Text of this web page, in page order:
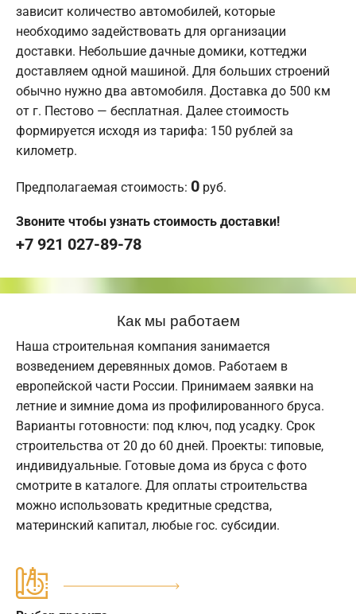
зависит количество автомобилей, которые
необходимо задействовать для организации
доставки. Небольшие дачные домики, коттеджи
доставляем одной машиной. Для больших строений
обычно нужно два автомобиля. Доставка до 500 км
от г. Пестово — бесплатная. Далее стоимость
формируется исходя из тарифа: 150 рублей за
километр.
Предполагаемая стоимость: 0 руб.
Звоните чтобы узнать стоимость доставки!
+7 921 027-89-78
Как мы работаем
Наша строительная компания занимается
возведением деревянных домов. Работаем в
европейской части России. Принимаем заявки на
летние и зимние дома из профилированного бруса.
Варианты готовности: под ключ, под усадку. Срок
строительства от 20 до 60 дней. Проекты: типовые,
индивидуальные. Готовые дома из бруса с фото
смотрите в каталоге. Для оплаты строительства
можно использовать кредитные средства,
материнский капитал, любые гос. субсидии.